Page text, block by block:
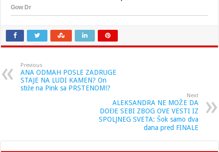
Previous
ANA ODMAH POSLE ZADRUGE
STAJE NA LUDI KAMEN? On
stiže na Pink sa PRSTENOM!?
Next
ALEKSANDRA NE MOŽE DA
DOĐE SEBI ZBOG OVE VESTI IZ
SPOLJNEG SVETA: Šok samo dva
dana pred FINALE